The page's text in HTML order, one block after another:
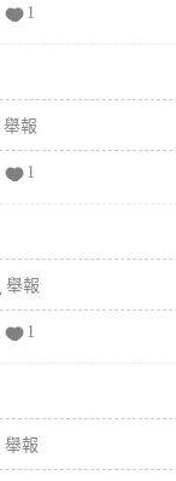
1
舉報
1
舉報
1
舉報